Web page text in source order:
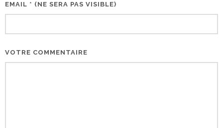
EMAIL * (NE SERA PAS VISIBLE)
VOTRE COMMENTAIRE